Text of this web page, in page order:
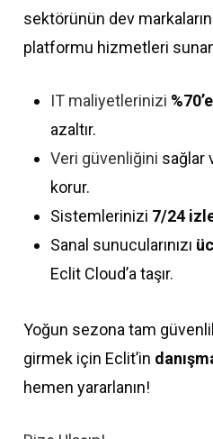
sektörünün dev
platformu hizmetleri
IT maliyetlerinizi
azaltır.
Veri güvenliğini sağlar
korur.
Sistemlerinizi 7/24
Sanal sunucularınızı
Eclit Cloud’a taşır.
Yoğun sezona tam
girmek için Eclit’in
hemen yararlanın!